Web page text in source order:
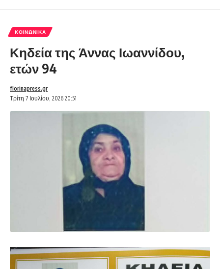
ΚΟΙΝΩΝΙΚΆ
Κηδεία της Άννας Ιωαννίδου,
ετών 94
Τρίτη 7 Ιουλίου, 2026 20:51
florinapress.gr